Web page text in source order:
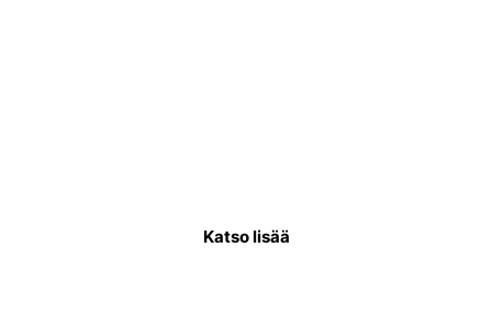
Katso lisää